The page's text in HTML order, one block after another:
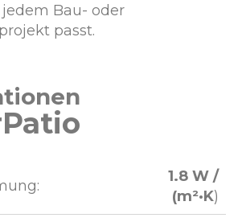
Bau- oder
passt.
1.8 W /
(m²·K)